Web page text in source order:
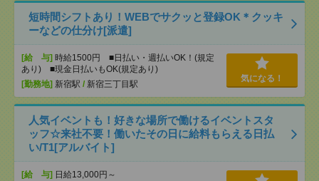
短時間シフトあり！WEBでサクッと登録OK＊クッキ
ーなどの仕分け[派遣]
[給 与] 時給1500円 ■日払い・週払いOK！(規定
あり) ■現金日払いもOK(規定あり)
[勤務地] 新宿駅 / 新宿三丁目駅
気になる！
人気イベントも！好きな場所で働けるイベントスタ
ッフ☆来社不要！働いたその日に給料もらえる日払
い/T1[アルバイト]
[給 与] 日給13,000円～